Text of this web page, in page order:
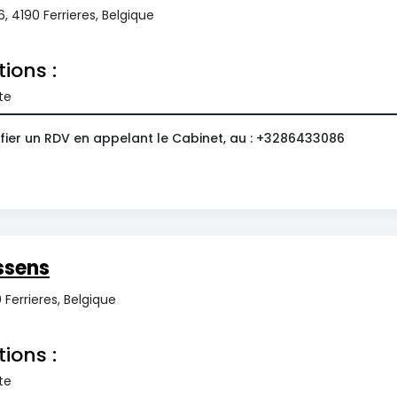
4190 Ferrieres, Belgique
:
un RDV en appelant le Cabinet, au : +3286433086
Ferrieres, Belgique
: